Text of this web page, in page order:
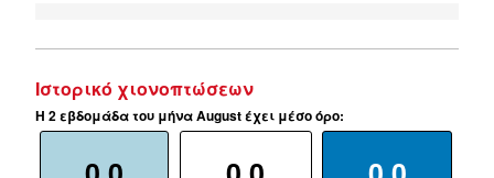
Ιστορικό χιονοπτώσεων
Η 2 εβδομάδα του μήνα August έχει μέσο όρο: